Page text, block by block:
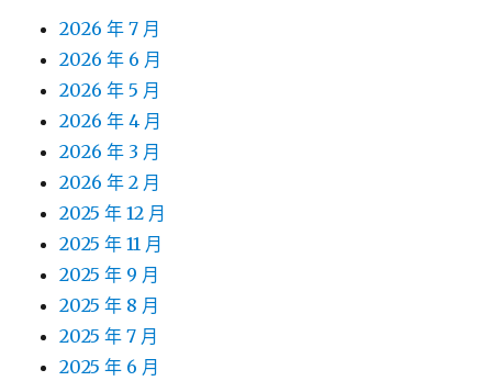
2026 年 7 月
2026 年 6 月
2026 年 5 月
2026 年 4 月
2026 年 3 月
2026 年 2 月
2025 年 12 月
2025 年 11 月
2025 年 9 月
2025 年 8 月
2025 年 7 月
2025 年 6 月